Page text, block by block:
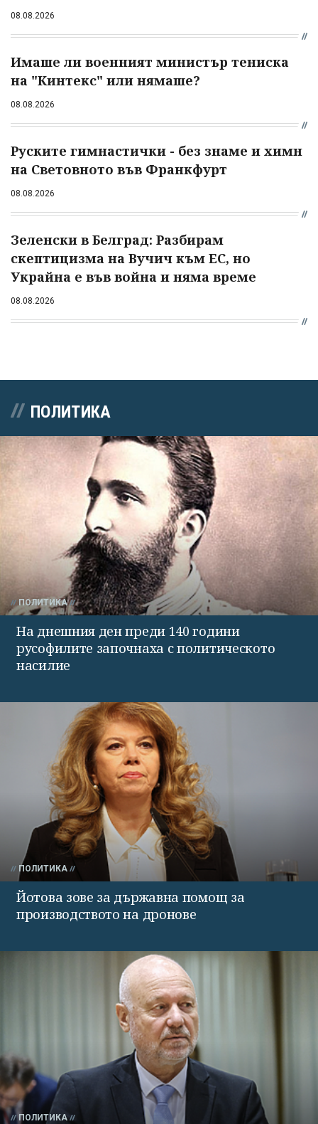
08.08.2026
Имаше ли военният министър тениска
на "Кинтекс" или нямаше?
08.08.2026
Руските гимнастички - без знаме и химн
на Световното във Франкфурт
08.08.2026
Зеленски в Белград: Разбирам
скептицизма на Вучич към ЕС, но
Украйна е във война и няма време
08.08.2026
ПОЛИТИКА
ПОЛИТИКА
На днешния ден преди 140 години
русофилите започнаха с политическото
насилие
ПОЛИТИКА
Йотова зове за държавна помощ за
производството на дронове
ПОЛИТИКА